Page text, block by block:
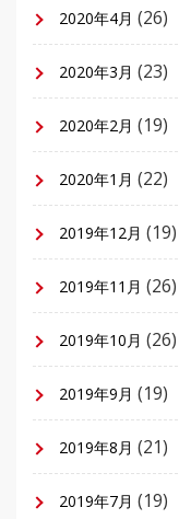
2020年4月 (26)
2020年3月 (23)
2020年2月 (19)
2020年1月 (22)
2019年12月 (19)
2019年11月 (26)
2019年10月 (26)
2019年9月 (19)
2019年8月 (21)
2019年7月 (19)